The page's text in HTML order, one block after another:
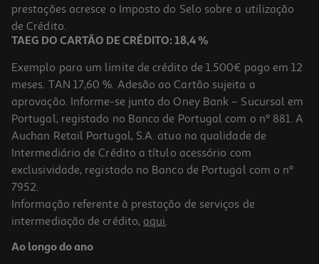
prestações acresce o Imposto do Selo sobre a utilização
de Crédito.
TAEG DO CARTÃO DE CRÉDITO: 18,4 %
Exemplo para um limite de crédito de 1.500€ pago em 12
meses. TAN 17,60 %. Adesão ao Cartão sujeita a
aprovação. Informe-se junto do Oney Bank – Sucursal em
Portugal, registado no Banco de Portugal com o nº 881. A
Auchan Retail Portugal, S.A. atua na qualidade de
Intermediário de Crédito a título acessório com
exclusividade, registado no Banco de Portugal com o nº
7952.
Informação referente à prestação de serviços de
intermediação de crédito, aqui.
Ao longo do ano